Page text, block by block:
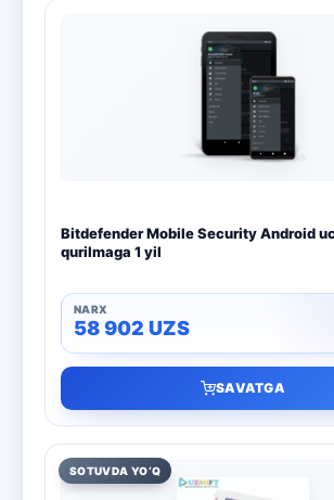
Bitdefender Mobile Security Android
qurilmaga 1 yil
58 902 UZS
SAVATGA
SOTUVDA YO‘Q